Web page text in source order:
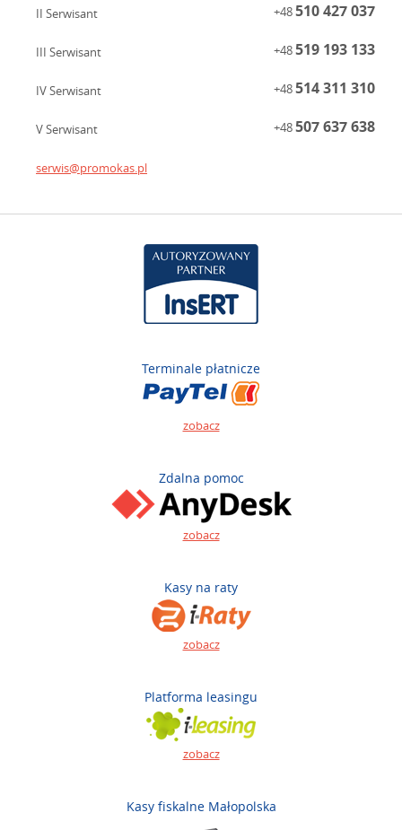
II Serwisant +48510 427 037
III Serwisant +48519 193 133
IV Serwisant +48514 311 310
V Serwisant +48507 637 638
serwis@promokas.pl
Terminale płatnicze
zobacz
Zdalna pomoc
zobacz
Kasy na raty
zobacz
Platforma leasingu
zobacz
Kasy fiskalne Małopolska